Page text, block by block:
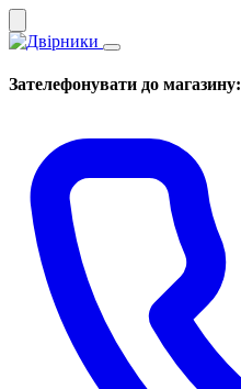
Зателефонувати до магазину: